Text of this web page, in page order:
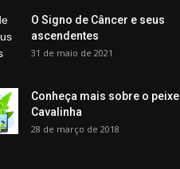
O Signo de Câncer e seus
ascendentes
31 de maio de 2021
Conheça mais sobre o peixe
Cavalinha
28 de março de 2018